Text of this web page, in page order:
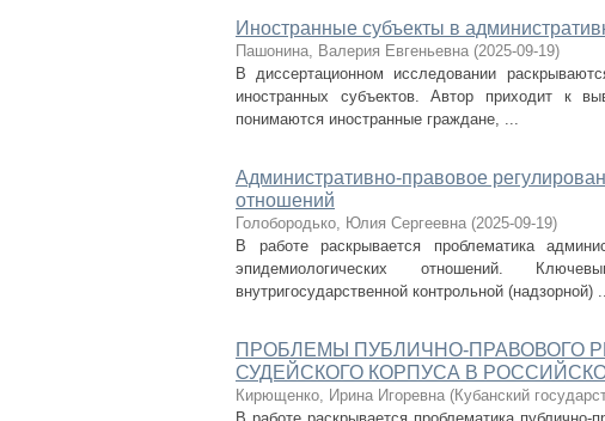
Иностранные субъекты в
Пашонина, Валерия Евгеньевна (2025-09-19)
В диссертационном исследовании
иностранных субъектов. Автор приходит к
понимаются иностранные граждане, ...
Административно-правовое
отношений
Голобородько, Юлия Сергеевна (2025-09-19)
В работе раскрывается проблематика
эпидемиологических отношений.
внутригосударственной контрольной (надзорной)
ПРОБЛЕМЫ ПУБЛИЧНО-ПРАВОВОГО
СУДЕЙСКОГО КОРПУСА В
Кирющенко, Ирина Игоревна (Кубанский